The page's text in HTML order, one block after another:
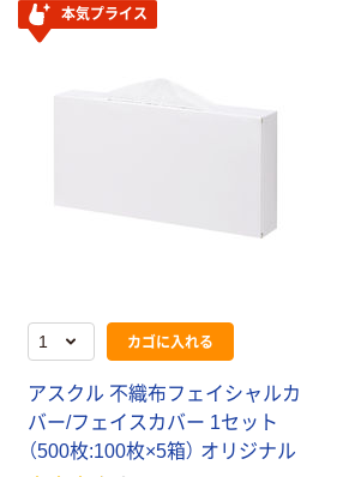
本気プライス
カゴに入れる
アスクル 不織布フェイシャルカ
バー/フェイスカバー 1セット
（500枚:100枚×5箱） オリジナル